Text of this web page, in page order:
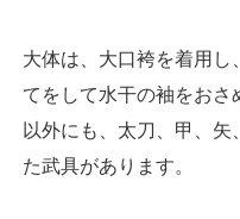
大体は、大口袴を着用し
てをして水干の袖をおさ
以外にも、太刀、甲、
た武具があります。